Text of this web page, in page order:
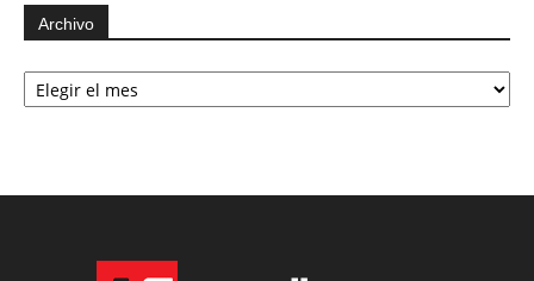
Archivo
Archivo